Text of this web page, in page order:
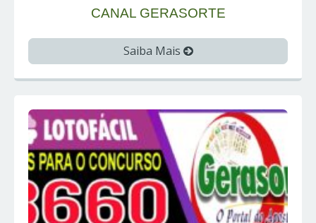
CANAL GERASORTE
Saiba Mais